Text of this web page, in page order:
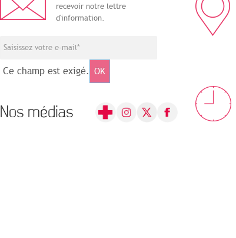
recevoir notre lettre
d'information.
Ce champ est exigé. OK
Nos médias